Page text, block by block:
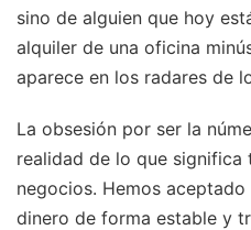
sino de alguien que hoy
alquiler de una oficina
aparece en los radares de
La obsesión por ser la
realidad de lo que significa
negocios. Hemos
dinero de forma estable y